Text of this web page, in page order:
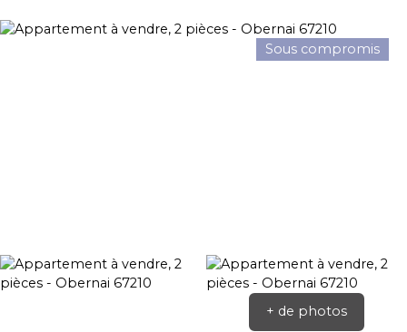
ACHETER VENDRE
Sous compromis
+ de photos